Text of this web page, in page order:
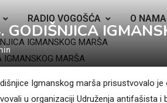
RADIO VOGOŠĆA O NAMA
IGMANSKOG MARŠA
GODIŠNJICA
Igmanskog marša prisustvovalo
u organizaciji Udruženja antifašista i